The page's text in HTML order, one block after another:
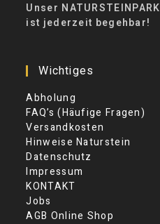
Unser NATURSTEINPARK
ist jederzeit begehbar!
Wichtiges
Abholung
FAQ’s (Häufige Fragen)
Versandkosten
Hinweise Naturstein
Datenschutz
Impressum
KONTAKT
Jobs
AGB Online Shop